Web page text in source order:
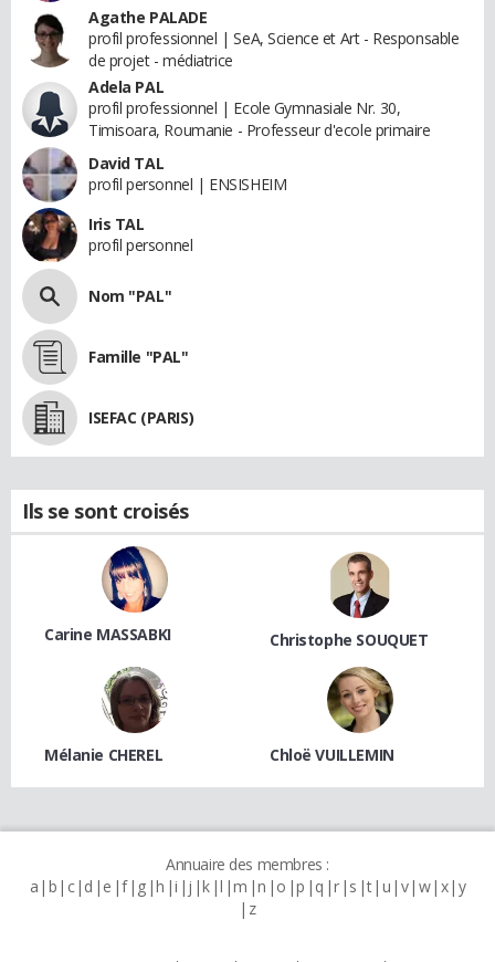
Agathe PALADE
profil professionnel | SeA, Science et Art - Responsable
de projet - médiatrice
Adela PAL
profil professionnel | Ecole Gymnasiale Nr. 30,
Timisoara, Roumanie - Professeur d'ecole primaire
David TAL
profil personnel | ENSISHEIM
Iris TAL
profil personnel
Nom "PAL"
Famille "PAL"
ISEFAC (PARIS)
Ils se sont croisés
Carine MASSABKI Christophe SOUQUET
Mélanie CHEREL Chloë VUILLEMIN
Annuaire des membres :
a b c d e f g h i j k l m n o p q r s t u v w x y
z